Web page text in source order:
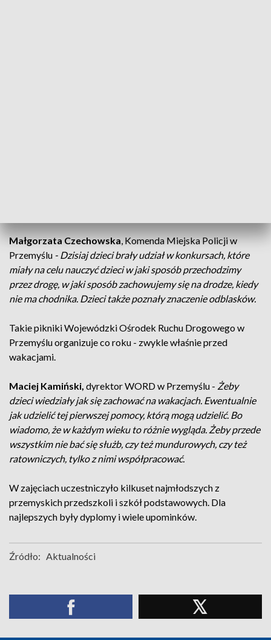
Małgorzata Czechowska, Komenda Miejska Policji w
Przemyślu - Dzisiaj dzieci brały udział w konkursach, które
miały na celu nauczyć dzieci w jaki sposób przechodzimy
przez drogę, w jaki sposób zachowujemy się na drodze, kiedy
nie ma chodnika. Dzieci także poznały znaczenie odblasków.
Takie pikniki Wojewódzki Ośrodek Ruchu Drogowego w
Przemyślu organizuje co roku - zwykle właśnie przed
wakacjami.
Maciej Kamiński, dyrektor WORD w Przemyślu - Żeby
dzieci wiedziały jak się zachować na wakacjach. Ewentualnie
jak udzielić tej pierwszej pomocy, którą mogą udzielić. Bo
wiadomo, że w każdym wieku to różnie wygląda. Żeby przede
wszystkim nie bać się służb, czy też mundurowych, czy też
ratowniczych, tylko z nimi współpracować.
W zajęciach uczestniczyło kilkuset najmłodszych z
przemyskich przedszkoli i szkół podstawowych. Dla
najlepszych były dyplomy i wiele upominków.
Źródło: Aktualności